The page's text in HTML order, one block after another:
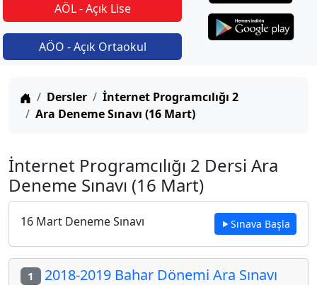
AÖL - Açık Lise
AÖO - Açık Ortaokul
Anasayfa
Dersler
İnternet Programcılığı 2
Ara Deneme Sınavı (16 Mart)
İnternet Programcılığı 2 Dersi Ara
Deneme Sınavı (16 Mart)
16 Mart Deneme Sınavı Sınava Başla
1 2018-2019 Bahar Dönemi Ara Sınavı